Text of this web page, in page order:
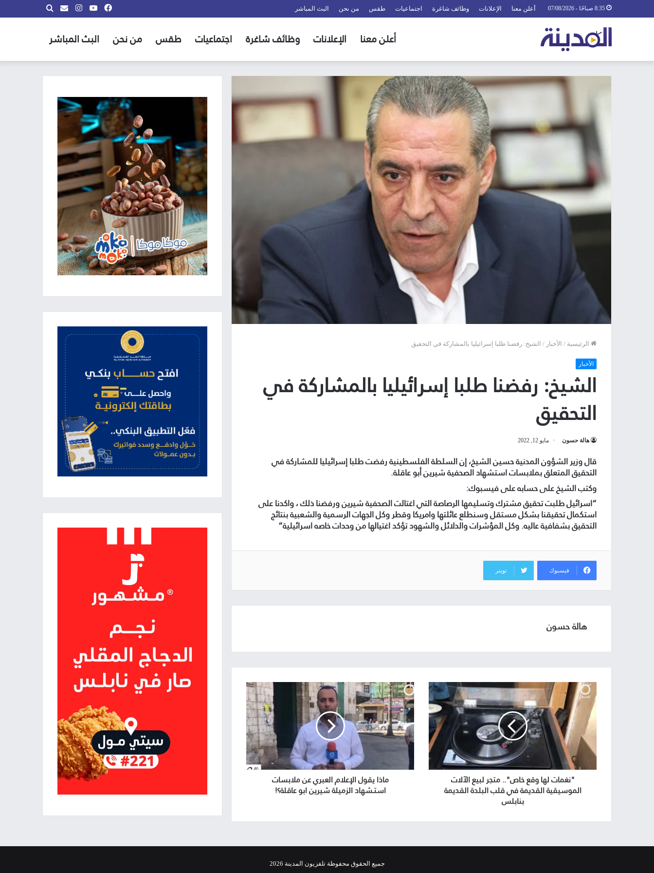
أعلن معنا الإعلانات وظائف شاغرة اجتماعيات طقس من نحن البث المباشر بحث
info@almadina.tvانستقراميوتيوب
فيسبوك
أعلن معنا الإعلانات وظائف شاغرة اجتماعيات طقس من نحن البث المباشر
الرئيسية / الأخبار / الشيخ: رفضنا طلبا إسرائيليا بالمشاركة في التحقيق
الأخبار
الشيخ: رفضنا طلبا إسرائيليا بالمشاركة في
التحقيق
هالة حسون مايو 12, 2022
قال وزير الشؤون المدنية حسين الشيخ، إن السلطة الفلسطينية رفضت طلبا إسرائيليا للمشاركة في
التحقيق المتعلق بملابسات استشهاد الصحفية شيرين أبو عاقلة.
وكتب الشيخ على حسابه على فيسبوك:
“اسرائيل طلبت تحقيق مشترك وتسليمها الرصاصة التي اغتالت الصحفية شيرين ورفضنا ذلك ، واكدنا على
استكمال تحقيقنا بشكل مستقل وسنطلع عائلتها وامريكا وقطر وكل الجهات الرسمية والشعبية بنتائج
التحقيق بشفافية عاليه. وكل المؤشرات والدلائل والشهود تؤكد اغتيالها من وحدات خاصه اسرائيلية”
فيسبوك تويتر
هالة حسون
"نغمات لها وقع خاص".. متجر لبيع الآلات
الموسيقية القديمة في قلب البلدة القديمة
بنابلس
ماذا يقول الإعلام العبري عن ملابسات
استـشهاد الزميلة شيرين ابو عاقلة؟!
جميع الحقوق محفوظة تلفزيون المدينة 2026